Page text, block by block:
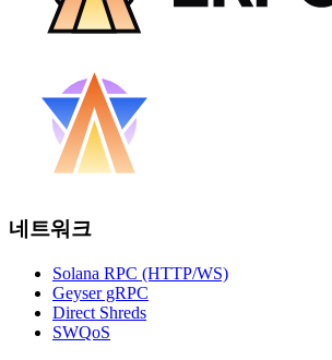
네트워크
Solana RPC (HTTP/WS)
Geyser gRPC
Direct Shreds
SWQoS